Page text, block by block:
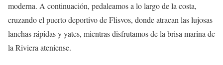
moderna. A continuación, pedaleamos a lo largo de la costa,
cruzando el puerto deportivo de Flisvos, donde atracan las lujosas
lanchas rápidas y yates, mientras disfrutamos de la brisa marina de
la Riviera ateniense.